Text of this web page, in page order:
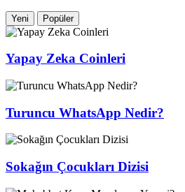
Yeni Popüler
Yapay Zeka Coinleri
Turuncu WhatsApp Nedir?
Sokağın Çocukları Dizisi